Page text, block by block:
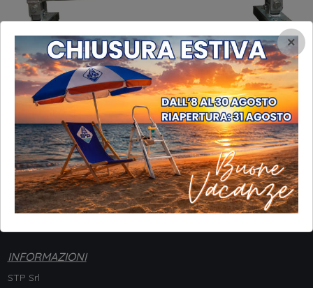
Livellatore regolabile
Livellatore regolabile
INFORMAZIONI
STP Srl
×